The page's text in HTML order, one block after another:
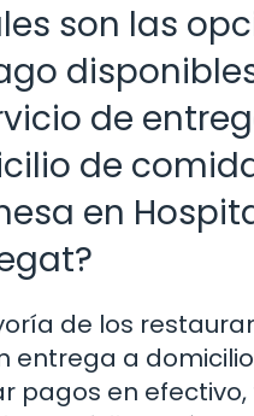
son las
de
de
en
de los
entrega a
pagos en